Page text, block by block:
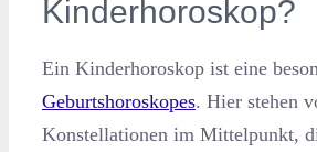
Kinderhoroskop?
Ein Kinderhoroskop ist eine
Geburtshoroskopes. Hier stehen
Konstellationen im Mittelpunkt,